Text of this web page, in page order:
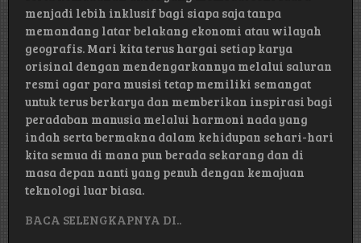
menjadi lebih inklusif bagi siapa saja tanpa
memandang latar belakang ekonomi atau wilayah
geografis. Mari kita terus hargai setiap karya
orisinal dengan mendengarkannya melalui saluran
resmi agar para musisi tetap memiliki semangat
untuk terus berkarya dan memberikan inspirasi bagi
peradaban manusia melalui harmoni nada yang
indah serta bermakna dalam kehidupan sehari-hari
kita semua di mana pun berada sekarang dan di
masa depan nanti yang penuh dengan kemajuan
teknologi luar biasa.
BACA SELENGKAPNYA DI..